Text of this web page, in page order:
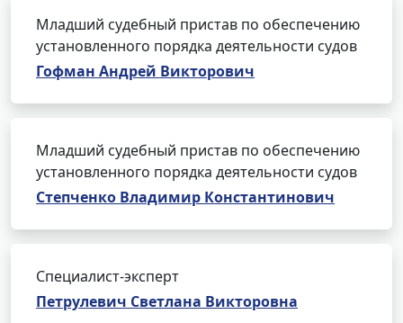
Младший судебный пристав по обеспечению
установленного порядка деятельности судов
Гофман Андрей Викторович
Младший судебный пристав по обеспечению
установленного порядка деятельности судов
Степченко Владимир Константинович
Специалист-эксперт
Петрулевич Светлана Викторовна